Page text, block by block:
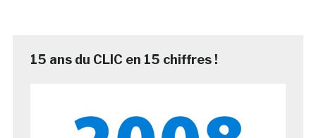
15 ans du CLIC en 15 chiffres !